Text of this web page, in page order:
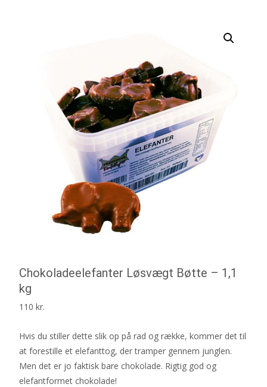
Chokoladeelefanter Løsvægt Bøtte – 1,1
kg
110 kr.
Hvis du stiller dette slik op på rad og række, kommer det til
at forestille et elefanttog, der tramper gennem junglen.
Men det er jo faktisk bare chokolade. Rigtig god og
elefantformet chokolade!